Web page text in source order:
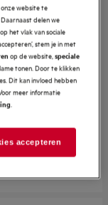
website te
delen we
het vlak van sociale
stem je in met
op de website,speciale
tonen. Door te klikken
Dit kan invloed hebben
meer informatie
accepteren